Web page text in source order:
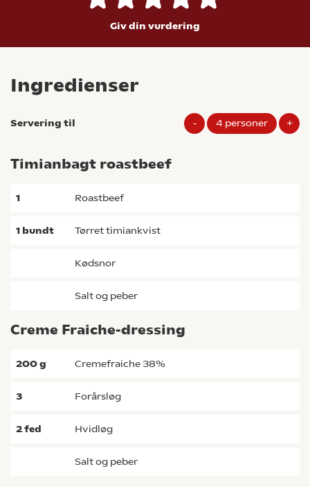
Giv din vurdering
Ingredienser
Servering til - 4 personer +
Timianbagt roastbeef
1 roastbeef
1 bundt tørret timiankvist
kødsnor
salt og peber
Creme Fraiche-dressing
200g cremefraiche 38%
3 forårsløg
2fed hvidløg
salt og peber